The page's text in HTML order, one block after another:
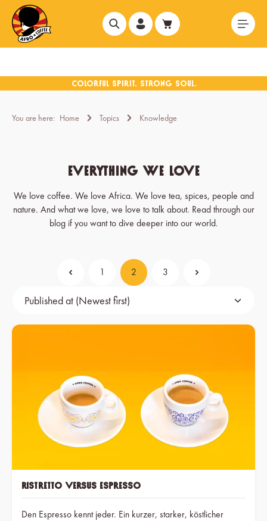
content
You are here: Home Topics Knowledge
Everything we love
We love coffee. We love Africa. We love tea, spices, people and
nature. And what we love, we love to talk about. Read through our
blog if you want to dive deeper into our world.
Page
1 Page
2 Page
3
Ristretto versus Espresso
Den Espresso kennt jeder. Ein kurzer, starker, köstlicher